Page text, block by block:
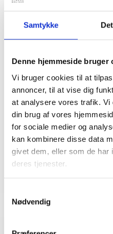
Samtykke
Denne hjemmeside bruger
Vi bruger cookies til at
annoncer, til at vise dig
at analysere vores trafik. Vi
din brug af vores
for sociale medier og
kan kombinere disse data
givet dem, eller som de har
deres tjenester.
Nødvendig
Tlf:
Mail: